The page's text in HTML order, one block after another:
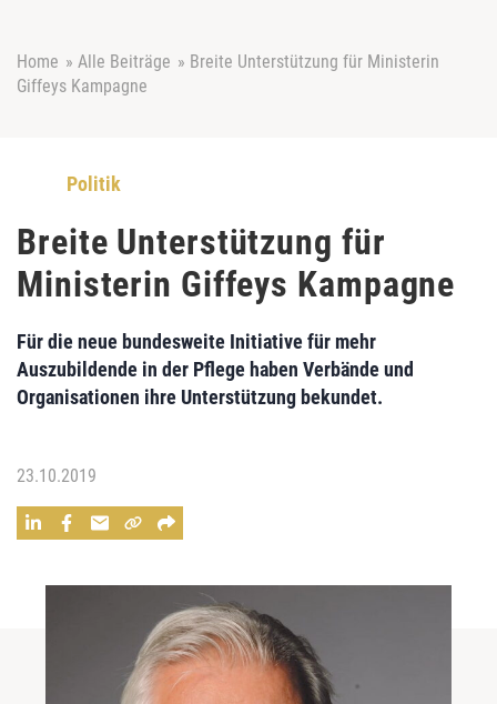
Home » Alle Beiträge » Breite Unterstützung für Ministerin
Giffeys Kampagne
Politik
Breite Unterstützung für
Ministerin Giffeys Kampagne
Für die neue bundesweite Initiative für mehr
Auszubildende in der Pflege haben Verbände und
Organisationen ihre Unterstützung bekundet.
23.10.2019